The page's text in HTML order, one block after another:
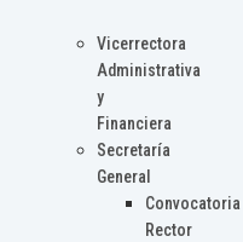
Vicerrectora
Administrativa
y
Financiera
Secretaría
General
Convocatoria
Rector